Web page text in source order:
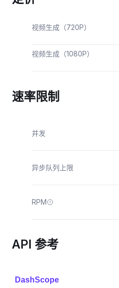
视频生成（720P）
视频生成（1080P）
速率限制
并发
异步队列上限
RPM
API 参考
DashScope